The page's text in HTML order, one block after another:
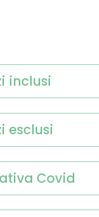
inclusi
esclusi
Covid